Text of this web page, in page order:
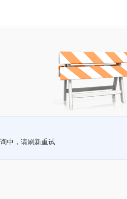
中，请刷新重试